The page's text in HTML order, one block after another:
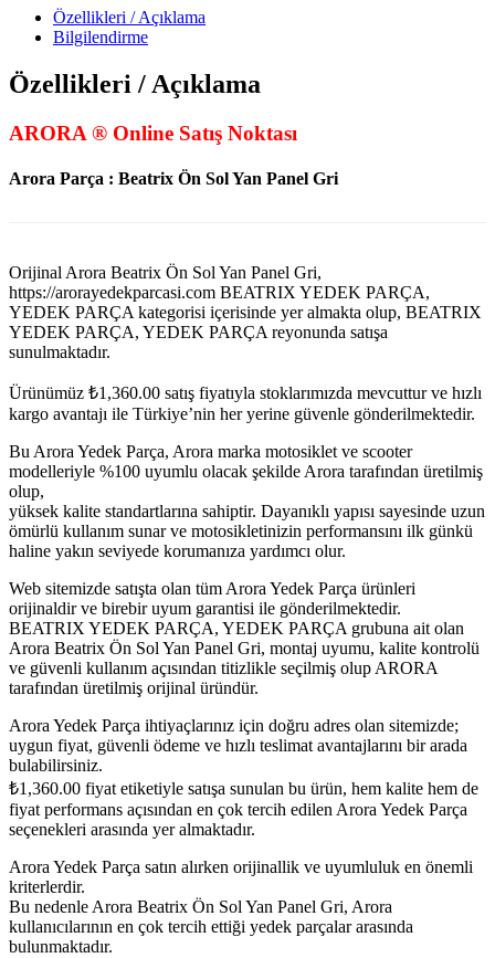
Özellikleri / Açıklama
Bilgilendirme
Özellikleri / Açıklama
ARORA ® Online Satış Noktası
Arora Parça : Beatrix Ön Sol Yan Panel Gri
Orijinal Arora Beatrix Ön Sol Yan Panel Gri,
https://arorayedekparcasi.com BEATRIX YEDEK PARÇA,
YEDEK PARÇA kategorisi içerisinde yer almakta olup, BEATRIX
YEDEK PARÇA, YEDEK PARÇA reyonunda satışa
sunulmaktadır.
Ürünümüz ₺1,360.00 satış fiyatıyla stoklarımızda mevcuttur ve hızlı
kargo avantajı ile Türkiye’nin her yerine güvenle gönderilmektedir.
Bu Arora Yedek Parça, Arora marka motosiklet ve scooter
modelleriyle %100 uyumlu olacak şekilde Arora tarafından üretilmiş
olup,
yüksek kalite standartlarına sahiptir. Dayanıklı yapısı sayesinde uzun
ömürlü kullanım sunar ve motosikletinizin performansını ilk günkü
haline yakın seviyede korumanıza yardımcı olur.
Web sitemizde satışta olan tüm Arora Yedek Parça ürünleri
orijinaldir ve birebir uyum garantisi ile gönderilmektedir.
BEATRIX YEDEK PARÇA, YEDEK PARÇA grubuna ait olan
Arora Beatrix Ön Sol Yan Panel Gri, montaj uyumu, kalite kontrolü
ve güvenli kullanım açısından titizlikle seçilmiş olup ARORA
tarafından üretilmiş orijinal üründür.
Arora Yedek Parça ihtiyaçlarınız için doğru adres olan sitemizde;
uygun fiyat, güvenli ödeme ve hızlı teslimat avantajlarını bir arada
bulabilirsiniz.
₺1,360.00 fiyat etiketiyle satışa sunulan bu ürün, hem kalite hem de
fiyat performans açısından en çok tercih edilen Arora Yedek Parça
seçenekleri arasında yer almaktadır.
Arora Yedek Parça satın alırken orijinallik ve uyumluluk en önemli
kriterlerdir.
Bu nedenle Arora Beatrix Ön Sol Yan Panel Gri, Arora
kullanıcılarının en çok tercih ettiği yedek parçalar arasında
bulunmaktadır.